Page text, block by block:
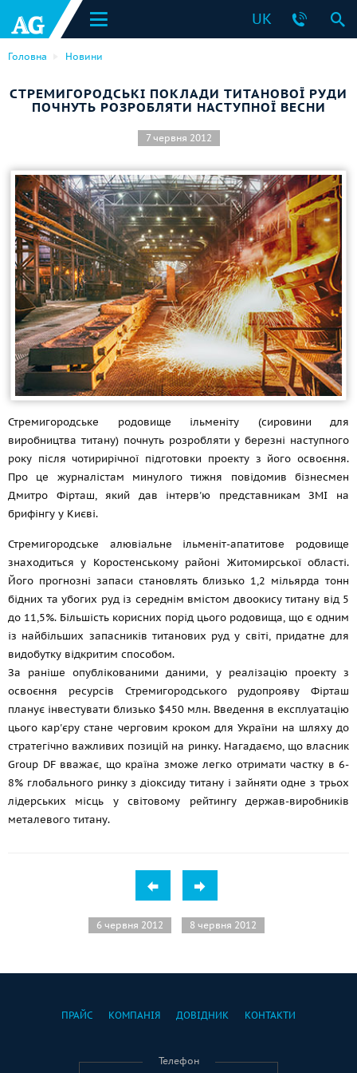
UK
Головна Новини
СТРЕМИГОРОДСЬКІ ПОКЛАДИ ТИТАНОВОЇ РУДИ
ПОЧНУТЬ РОЗРОБЛЯТИ НАСТУПНОЇ ВЕСНИ
7 червня 2012
Стремигородське родовище ільменіту (сировини для
виробництва титану) почнуть розробляти у березні наступного
року після чотирирічної підготовки проекту з його освоєння.
Про це журналістам минулого тижня повідомив бізнесмен
Дмитро Фірташ, який дав інтерв'ю представникам ЗМІ на
брифінгу у Києві.
Стремигородське алювіальне ільменіт-апатитове родовище
знаходиться у Коростенському районі Житомирської області.
Його прогнозні запаси становлять близько 1,2 мільярда тонн
бідних та убогих руд із середнім вмістом двоокису титану від 5
до 11,5%. Більшість корисних порід цього родовища, що є одним
із найбільших запасників титанових руд у світі, придатне для
видобутку відкритим способом.
За раніше опублікованими даними, у реалізацію проекту з
освоєння ресурсів Стремигородського рудопрояву Фірташ
планує інвестувати близько $450 млн. Введення в експлуатацію
цього кар'єру стане черговим кроком для України на шляху до
стратегічно важливих позицій на ринку. Нагадаємо, що власник
Group DF вважає, що країна зможе легко отримати частку в 6-
8% глобального ринку з діоксиду титану і зайняти одне з трьох
лідерських місць у світовому рейтингу держав-виробників
металевого титану.
6 червня 2012 8 червня 2012
ПРАЙС КОМПАНІЯ ДОВІДНИК КОНТАКТИ
Телефон